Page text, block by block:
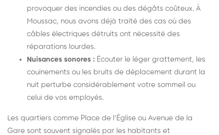
provoquer des incendies ou des dégâts coûteux. À
Moussac, nous avons déjà traité des cas où des
câbles électriques détruits ont nécessité des
réparations lourdes.
Nuisances sonores : Écouter le léger grattement, les
couinements ou les bruits de déplacement durant la
nuit perturbe considérablement votre sommeil ou
celui de vos employés.
Les quartiers comme Place de l’Église ou Avenue de la
Gare sont souvent signalés par les habitants et